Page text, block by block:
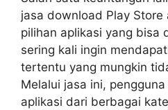
jasa download Play
pilihan aplikasi yang bisa
sering kali ingin
tertentu yang mungkin
Melalui jasa ini,
aplikasi dari berbagai